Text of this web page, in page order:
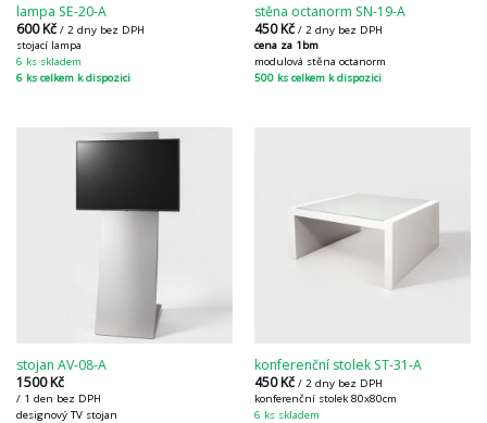
lampa SE-20-A
600Kč / 2 dny bez DPH
stojací lampa
6 ks skladem
6 ks celkem k dispozici
stěna octanorm SN-19-A
450Kč / 2 dny bez DPH
cena za 1bm
modulová stěna octanorm
500 ks celkem k dispozici
stojan AV-08-A
1500Kč
/ 1 den bez DPH
designový TV stojan
konferenční stolek ST-31-A
450Kč / 2 dny bez DPH
konferenční stolek 80x80cm
6 ks skladem